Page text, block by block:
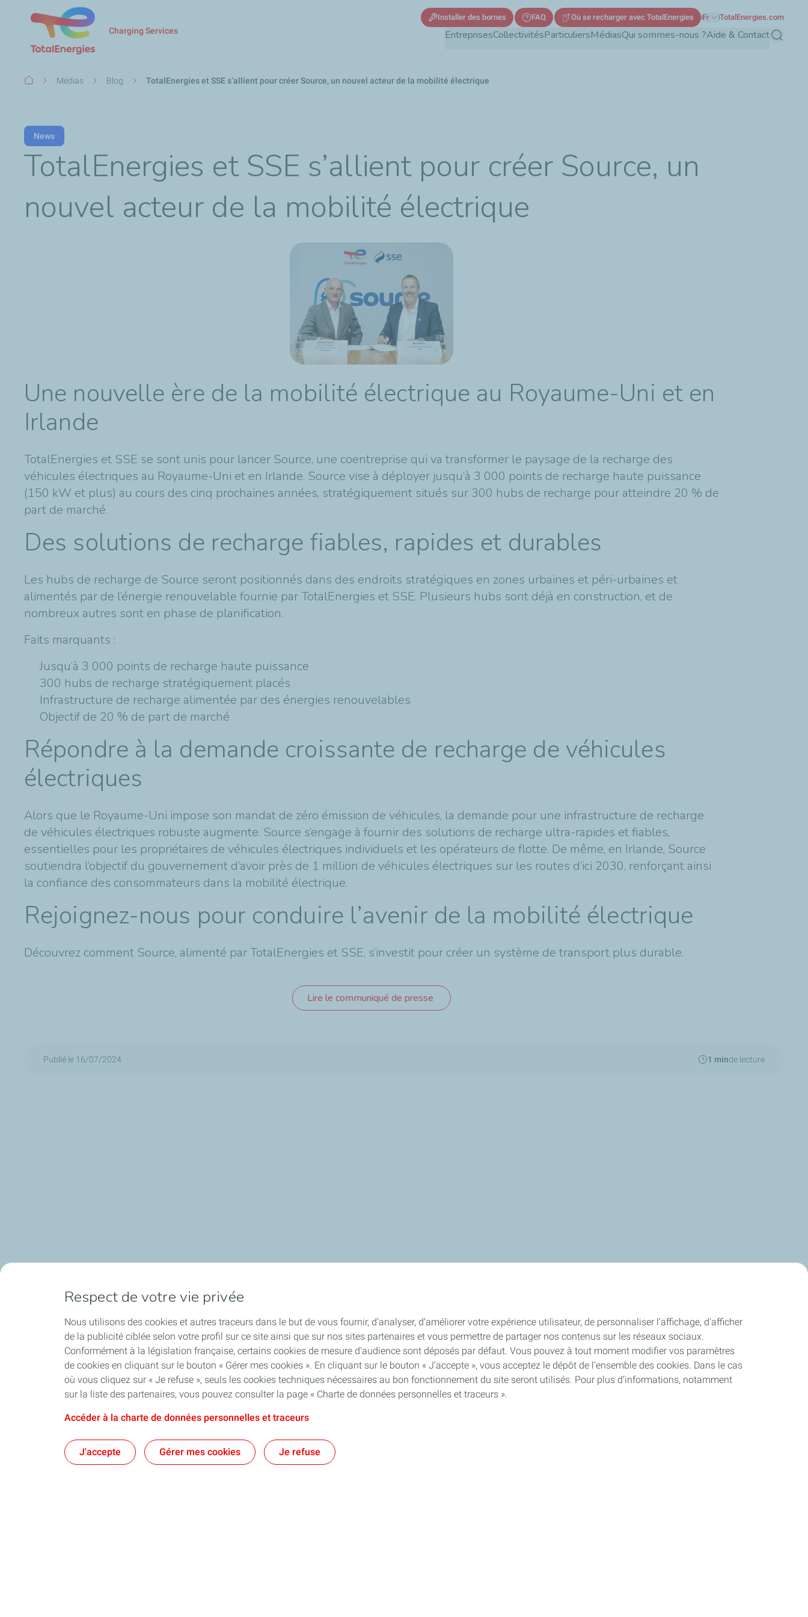
Aller
Charging Services EntreprisesCollectivitésParticuliersMédiasQui sommes-nous ?Aide & Contact
Installer des bornes FAQ Où se recharger avec TotalEnergies Fr TotalEnergies.com
Fil
Médias Blog TotalEnergies et SSE s’allient pour créer Source, un nouvel acteur de la mobilité électrique
News
TotalEnergies et SSE s’allient pour créer Source, un
nouvel acteur de la mobilité électrique
Une nouvelle ère de la mobilité électrique au Royaume-Uni et en
Irlande
TotalEnergies et SSE se sont unis pour lancer Source, une coentreprise qui va transformer le paysage de la recharge des
véhicules électriques au Royaume-Uni et en Irlande. Source vise à déployer jusqu’à 3 000 points de recharge haute puissance
(150 kW et plus) au cours des cinq prochaines années, stratégiquement situés sur 300 hubs de recharge pour atteindre 20 % de
part de marché.
Des solutions de recharge fiables, rapides et durables
Les hubs de recharge de Source seront positionnés dans des endroits stratégiques en zones urbaines et péri-urbaines et
alimentés par de l’énergie renouvelable fournie par TotalEnergies et SSE. Plusieurs hubs sont déjà en construction, et de
nombreux autres sont en phase de planification.
Faits marquants :
Jusqu’à 3 000 points de recharge haute puissance
300 hubs de recharge stratégiquement placés
Infrastructure de recharge alimentée par des énergies renouvelables
Objectif de 20 % de part de marché
Répondre à la demande croissante de recharge de véhicules
électriques
Alors que le Royaume-Uni impose son mandat de zéro émission de véhicules, la demande pour une infrastructure de recharge
de véhicules électriques robuste augmente. Source s’engage à fournir des solutions de recharge ultra-rapides et fiables,
essentielles pour les propriétaires de véhicules électriques individuels et les opérateurs de flotte. De même, en Irlande, Source
soutiendra l’objectif du gouvernement d’avoir près de 1 million de véhicules électriques sur les routes d’ici 2030, renforçant ainsi
la confiance des consommateurs dans la mobilité électrique.
Rejoignez-nous pour conduire l’avenir de la mobilité électrique
Découvrez comment Source, alimenté par TotalEnergies et SSE, s’investit pour créer un système de transport plus durable.
Lire le communiqué de presse
Publié le 16/07/2024 1 minde lecture
Respect de votre vie privée
Nous utilisons des cookies et autres traceurs dans le but de vous fournir, d’analyser, d’améliorer votre expérience utilisateur, de personnaliser l’affichage, d'afficher
de la publicité ciblée selon votre profil sur ce site ainsi que sur nos sites partenaires et vous permettre de partager nos contenus sur les réseaux sociaux.
Conformément à la législation française, certains cookies de mesure d'audience sont déposés par défaut. Vous pouvez à tout moment modifier vos paramètres
de cookies en cliquant sur le bouton « Gérer mes cookies ». En cliquant sur le bouton « J’accepte », vous acceptez le dépôt de l’ensemble des cookies. Dans le cas
où vous cliquez sur « Je refuse », seuls les cookies techniques nécessaires au bon fonctionnement du site seront utilisés. Pour plus d’informations, notamment
sur la liste des partenaires, vous pouvez consulter la page « Charte de données personnelles et traceurs ».
Accéder à la charte de données personnelles et traceurs
J'accepte Gérer mes cookies Je refuse